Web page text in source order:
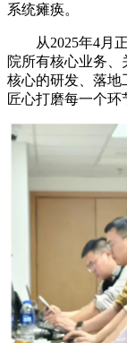
系统瘫痪。
从2025年4月
院所有核心业务
核心的研发、落地
匠心打磨每一个环